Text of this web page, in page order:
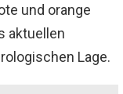
und orange
aktuellen
Lage.